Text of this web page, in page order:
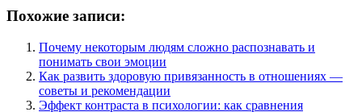
Похожие записи:
Почему некоторым людям сложно распознавать и
понимать свои эмоции
Как развить здоровую привязанность в отношениях —
советы и рекомендации
Эффект контраста в психологии: как сравнения